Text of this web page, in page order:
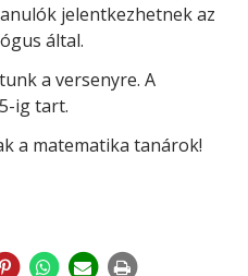
jelentkezhetnek az
által.
a versenyre. A
ig tart.
a matematika tanárok!